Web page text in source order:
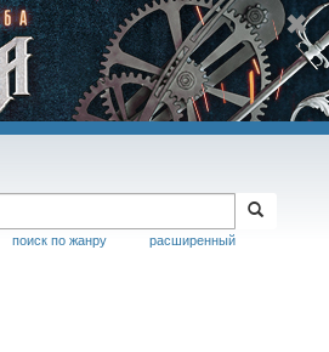
расширенный
поиск по жанру